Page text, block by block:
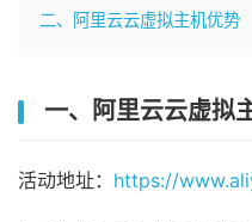
二、阿里云云虚拟主机优势
一、阿里云云虚拟
活动地址： https://